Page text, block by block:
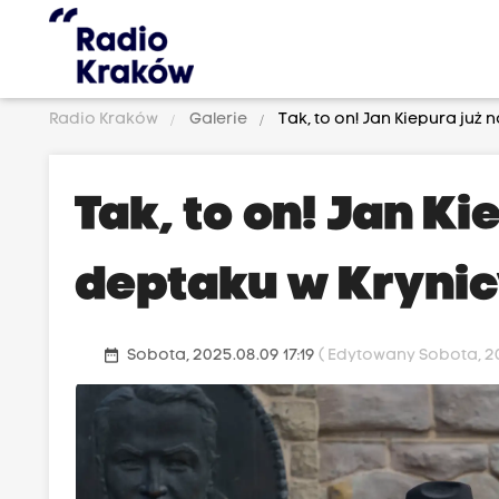
Radio Kraków Galerie Tak, to on! Jan Kiepura już
Tak, to on! Jan
deptaku w
date_range Sobota, 2025.08.09 17:19( Edytowany Sobota,